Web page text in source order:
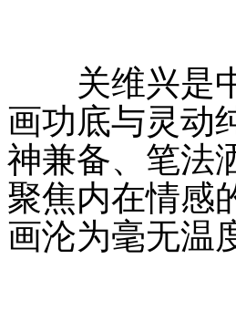
关维兴是中
画功底与灵动
神兼备、笔法
聚焦内在情感
画沦为毫无温